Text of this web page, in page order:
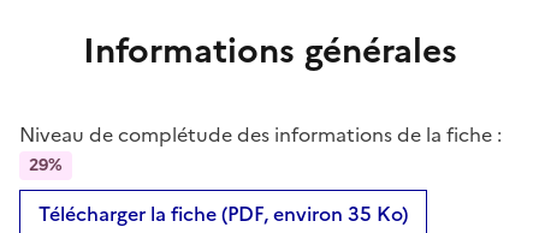
Informations générales
Niveau de complétude des informations de la fiche :
29%
Télécharger la fiche (PDF, environ 35 Ko)